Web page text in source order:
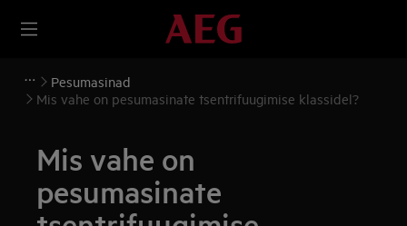
Pesumasinad
Mis vahe on pesumasinate tsentrifuugimise klassidel?
Mis vahe on
pesumasinate